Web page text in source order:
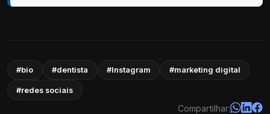
#bio #dentista #Instagram #marketing digital
#redes sociais
Compartilhar: